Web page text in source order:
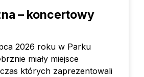
– koncertowy
2026 roku w Parku
miały miejsce
których zaprezentowali